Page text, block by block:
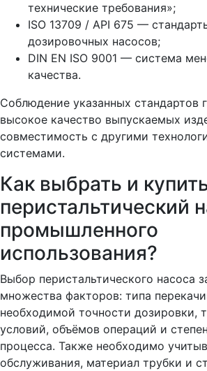
технические требования»;
ISO 13709 / API 675 —
дозировочных насосов;
DIN EN ISO 9001 — система
качества.
Соблюдение указанных стандартов
высокое качество выпускаемых
совместимость с другими
системами.
Как выбрать и
перистальтический
промышленного
использования?
Выбор перистальтического насоса
множества факторов: типа
необходимой точности дозировки,
условий, объёмов операций и
процесса. Также необходимо
обслуживания, материал трубки и